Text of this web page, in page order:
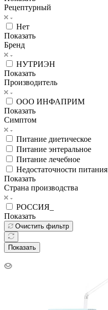
Рецептурный
Нет
Показать
Бренд
НУТРИЭН
Показать
Производитель
ООО ИНФАПРИМ
Показать
Симптом
Питание диетическое
Питание энтеральное
Питание лечебное
Недостаточности питания
Показать
Страна производства
РОССИЯ_
Показать
Очистить фильтр
Показать